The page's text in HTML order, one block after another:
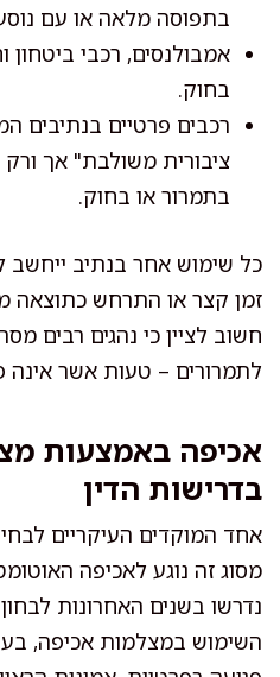
בתפוסה מלאה או עם
אמבולנסים, רכבי ביטחון
בחוק.
רכבים פרטיים בנתיבים
ציבורית משולבת" אך ורק
בתמרור או בחוק.
כל שימוש אחר בנתיב
זמן קצר או התרחש כתוצאה
חשוב לציין כי נהגים רבים
לתמרורים – טעות אשר
אכיפה באמצעות
בדרישות הדין
אחד המוקדים העיקריים
מסוג זה נוגע לאכיפה
נדרשו בשנים האחרונות
השימוש במצלמות אכיפה,